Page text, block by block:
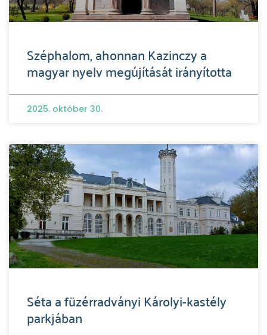
Széphalom, ahonnan Kazinczy a
magyar nyelv megújítását irányította
2025. október 30.
Séta a füzérradványi Károlyi-kastély
parkjában